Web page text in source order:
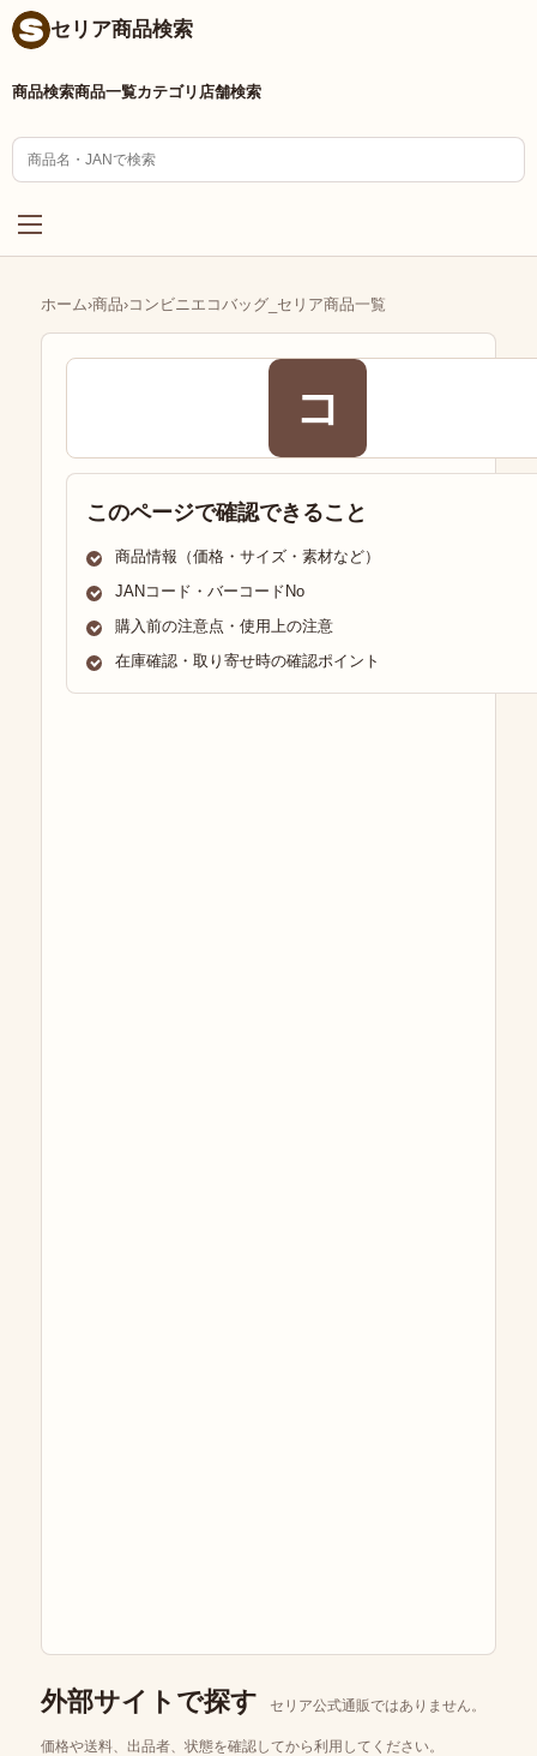
セリア商品検索
商品検索商品一覧カテゴリ 店舗検索
ホーム›商品›コンビニエコバッグ_セリア商品一覧
コ
このページで確認できること
商品情報（価格・サイズ・素材など）
JANコード・バーコードNo
購入前の注意点・使用上の注意
在庫確認・取り寄せ時の確認ポイント
外部サイトで探す セリア公式通販ではありません。
価格や送料、出品者、状態を確認してから利用してください。